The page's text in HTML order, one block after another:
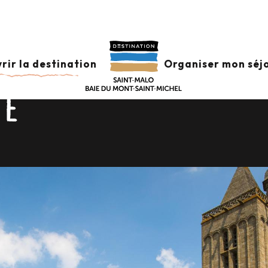
la destination Organiser mon
DE